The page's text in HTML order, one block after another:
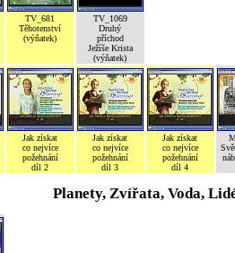
TV_681
Těhotenství
(výňatek)
TV_1069
Druhý
příchod
Ježíše Krista
(výňatek)
Jak získat
co nejvíce
požehnání
díl 2
Jak získat
co nejvíce
požehnání
díl 3
Jak získat
co nejvíce
požehnání
díl 4
Planety, Zvířata, Voda,